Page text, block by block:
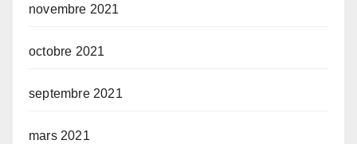
novembre 2021
octobre 2021
septembre 2021
mars 2021